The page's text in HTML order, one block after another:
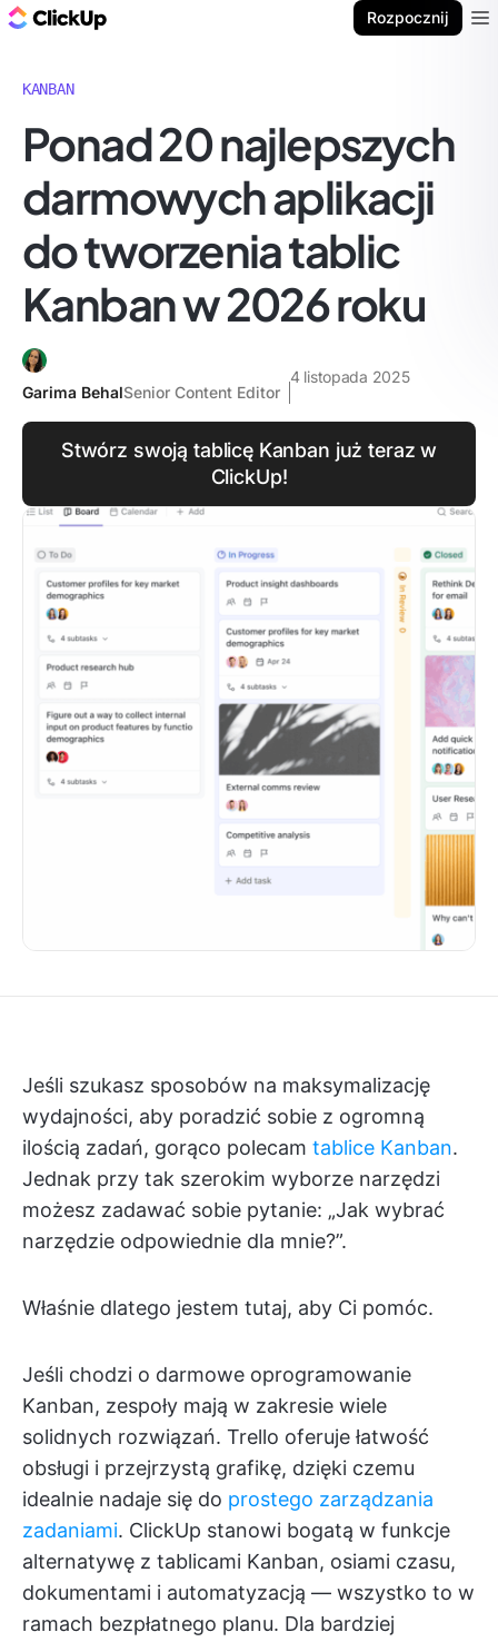
Rozpocznij
KANBAN
Ponad 20 najlepszych
darmowych aplikacji
do tworzenia tablic
Kanban w 2026 roku
Garima BehalSenior Content Editor
4 listopada 2025
Stwórz swoją tablicę Kanban już teraz w
ClickUp!
Jeśli szukasz sposobów na maksymalizację
wydajności, aby poradzić sobie z ogromną
ilością zadań, gorąco polecam tablice Kanban.
Jednak przy tak szerokim wyborze narzędzi
możesz zadawać sobie pytanie: „Jak wybrać
narzędzie odpowiednie dla mnie?”.
Właśnie dlatego jestem tutaj, aby Ci pomóc.
Jeśli chodzi o darmowe oprogramowanie
Kanban, zespoły mają w zakresie wiele
solidnych rozwiązań. Trello oferuje łatwość
obsługi i przejrzystą grafikę, dzięki czemu
idealnie nadaje się do prostego zarządzania
zadaniami. ClickUp stanowi bogatą w funkcje
alternatywę z tablicami Kanban, osiami czasu,
dokumentami i automatyzacją — wszystko to w
ramach bezpłatnego planu. Dla bardziej